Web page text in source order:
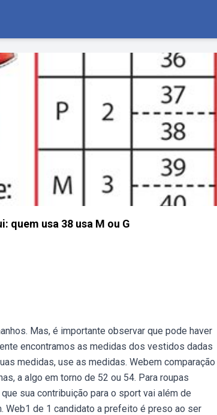
quem usa 38 usa M ou G
Mas, é importante observar que pode haver
encontramos as medidas dos vestidos dadas
medidas, use as medidas. Webem comparação
a algo em torno de 52 ou 54. Para roupas
sua contribuição para o sport vai além de
Web1 de 1 candidato a prefeito é preso ao ser